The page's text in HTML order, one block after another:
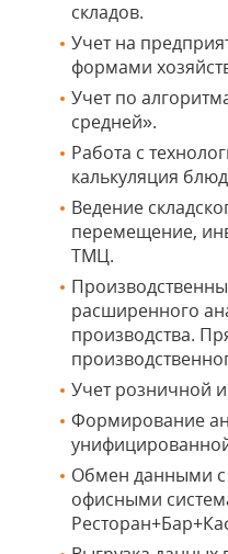
складов.
Учет на
формами
Учет по
средней».
Работа с
калькуляция
Ведение
перемещение,
ТМЦ.
расширенного
производства.
Учет розничной
Формирование
Обмен данными
офисными